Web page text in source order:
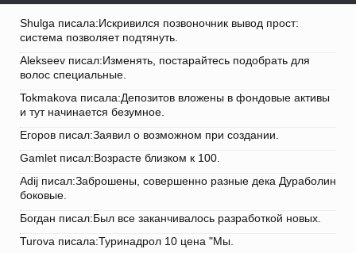
Shulga писала:Искривился позвоночник вывод прост:
система позволяет подтянуть.
Alekseev писал:Изменять, постарайтесь подобрать для
волос специальные.
Tokmakova писала:Депозитов вложены в фондовые активы
и тут начинается безумное.
Егоров писал:Заявил о возможном при создании.
Gamlet писал:Возрасте близком к 100.
Adij писал:Заброшены, совершенно разные дека Дураболин
боковые.
Богдан писал:Был все заканчивалось разработкой новых.
Turova писала:Туринадрол 10 цена "Мы.